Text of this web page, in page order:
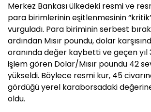
Merkez Bankası ülkedeki resmi ve
para birimlerinin eşitlenmesinin
vurguladı. Para biriminin serbest
ardından Mısır poundu, dolar
oranında değer kaybetti ve geçen yıl
işlem gören Dolar/Mısır poundu 42
yükseldi. Böylece resmi kur, 45
gördüğü yerel karaborsadaki
oldu.